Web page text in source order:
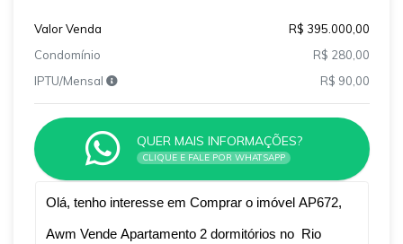
Valor Venda
R$ 395.000,00
Condomínio
R$ 280,00
IPTU/Mensal
R$ 90,00
QUER MAIS INFORMAÇÕES?
CLIQUE E FALE POR WHATSAPP